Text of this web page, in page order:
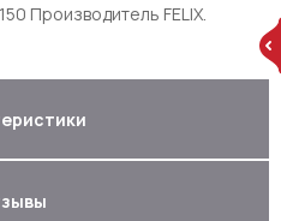
Производитель FELIX.